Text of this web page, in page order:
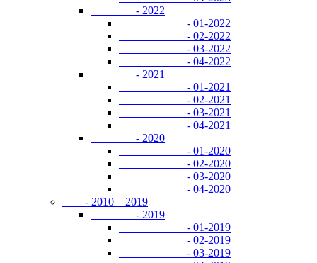
- 2022
- 01-2022
- 02-2022
- 03-2022
- 04-2022
- 2021
- 01-2021
- 02-2021
- 03-2021
- 04-2021
- 2020
- 01-2020
- 02-2020
- 03-2020
- 04-2020
- 2010 – 2019
- 2019
- 01-2019
- 02-2019
- 03-2019